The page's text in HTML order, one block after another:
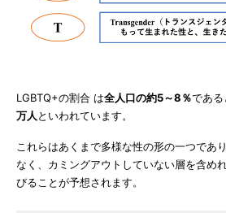
LGBTQ+の割合 は全人口の約5～8％である
万人 といわれています。
これらはあくまで多様な性の形の一つであ
なく、カミングアウトしていない層を含め
びることが予想されます。